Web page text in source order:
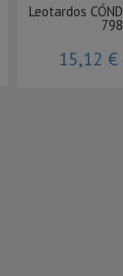
Leotardos
798
15,12 €